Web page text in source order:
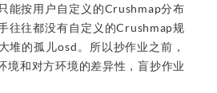
能按用户自定义的Crushmap分布
往往都没有自定义的Crushmap规
堆的孤儿osd。所以抄作业之前，
境和对方环境的差异性，盲抄作业